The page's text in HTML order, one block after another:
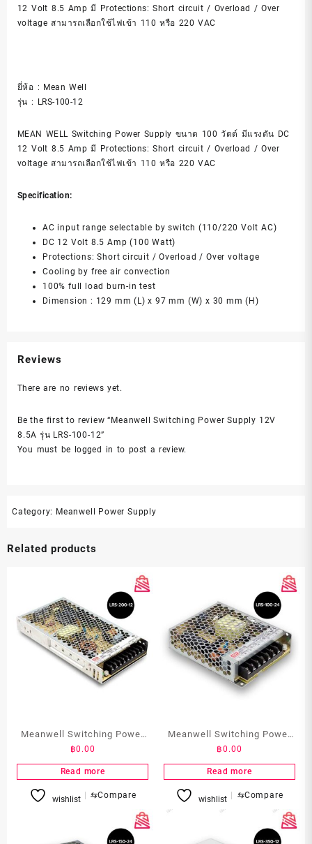
12 Volt 8.5 Amp มี Protections: Short circuit / Overload / Over
voltage สามารถเลือกใช้ไฟเข้า 110 หรือ 220 VAC
ยี่ห้อ : Mean Well
รุ่น : LRS-100-12
MEAN WELL Switching Power Supply ขนาด 100 วัตต์ มีแรงดัน DC
12 Volt 8.5 Amp มี Protections: Short circuit / Overload / Over
voltage สามารถเลือกใช้ไฟเข้า 110 หรือ 220 VAC
Specification:
AC input range selectable by switch (110/220 Volt AC)
DC 12 Volt 8.5 Amp (100 Watt)
Protections: Short circuit / Overload / Over voltage
Cooling by free air convection
100% full load burn-in test
Dimension : 129 mm (L) x 97 mm (W) x 30 mm (H)
Reviews
There are no reviews yet.
Be the first to review “Meanwell Switching Power Supply 12V
8.5A รุ่น LRS-100-12”
You must be
logged in to post a review.
Category: Meanwell Power Supply
Related products
Meanwell Switching Power
Supply 12V 17A รุ่น LRS-200-
12
฿0.00
Read more
wishlist ⇆Compare
Meanwell Switching Power
Supply 24V 4.5A รุ่น LRS-
100-24
฿0.00
Read more
wishlist ⇆Compare